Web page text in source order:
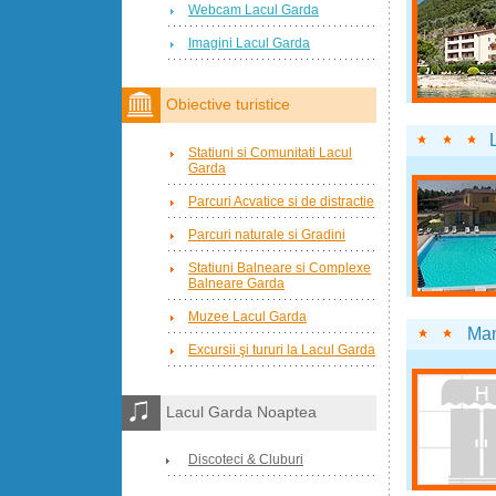
Webcam Lacul Garda
Imagini Lacul Garda
Obiective turistice
Statiuni si Comunitati Lacul
Garda
Parcuri Acvatice si de distractie
Parcuri naturale si Gradini
Statiuni Balneare si Complexe
Balneare Garda
Muzee Lacul Garda
Excursii şi tururi la Lacul Garda
Lacul Garda Noaptea
Discoteci & Cluburi